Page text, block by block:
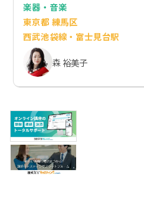
楽器・音楽
東京都 練馬区
西武池袋線・富士見台駅
森 裕美子